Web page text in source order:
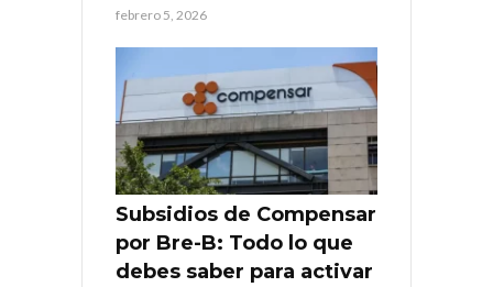
febrero 5, 2026
Subsidios de Compensar
por Bre-B: Todo lo que
debes saber para activar